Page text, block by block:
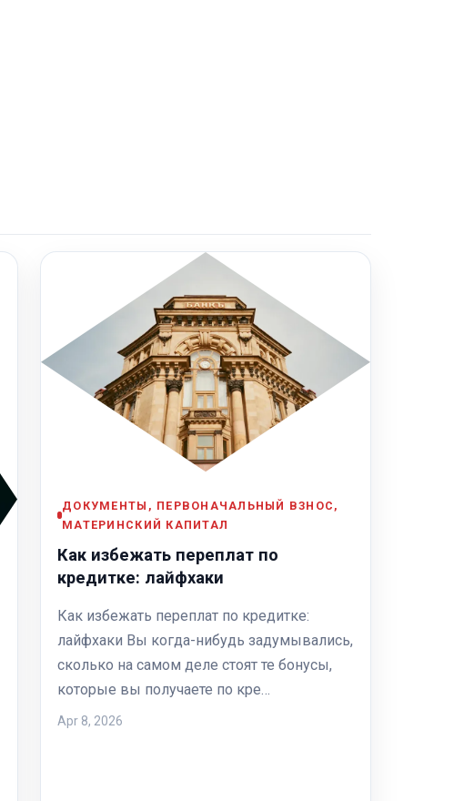
ДОКУМЕНТЫ, ПЕРВОНАЧАЛЬНЫЙ ВЗНОС,
МАТЕРИНСКИЙ КАПИТАЛ
Как избежать переплат по
кредитке: лайфхаки
Как избежать переплат по кредитке:
лайфхаки Вы когда-нибудь задумывались,
сколько на самом деле стоят те бонусы,
которые вы получаете по кре…
Apr 8, 2026